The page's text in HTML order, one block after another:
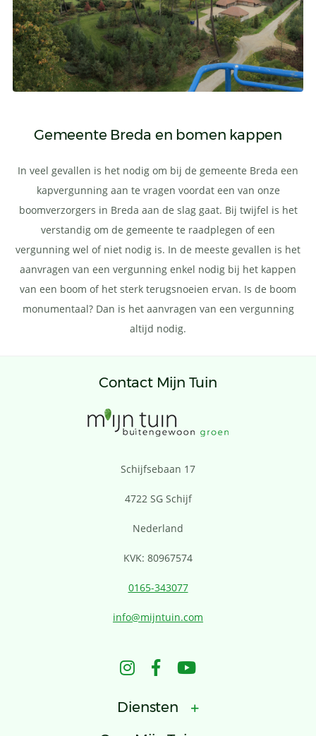
Gemeente Breda en bomen kappen
In veel gevallen is het nodig om bij de gemeente Breda een
kapvergunning aan te vragen voordat een van onze
boomverzorgers in Breda aan de slag gaat. Bij twijfel is het
verstandig om de gemeente te raadplegen of een
vergunning wel of niet nodig is. In de meeste gevallen is het
aanvragen van een vergunning enkel nodig bij het kappen
van een boom of het sterk terugsnoeien ervan. Is de boom
monumentaal? Dan is het aanvragen van een vergunning
altijd nodig.
Contact Mijn Tuin
Schijfsebaan 17
4722 SG Schijf
Nederland
KVK: 80967574
0165-343077
info@mijntuin.com
Diensten